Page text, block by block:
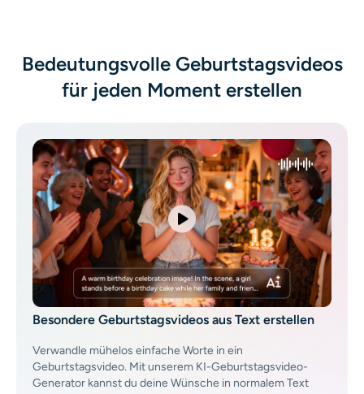
Passfoto-Ersteller
Video-Werkzeuge
Videoeffekte
Video-Verstärker
Video-Wasserzeichen-Entferner
Bedeutungsvolle Geburtstagsvideos
für jeden Moment erstellen
Besondere Geburtstagsvideos aus Text erstellen
Verwandle mühelos einfache Worte in ein
Geburtstagsvideo. Mit unserem KI-Geburtstagsvideo-
Generator kannst du deine Wünsche in normalem Text